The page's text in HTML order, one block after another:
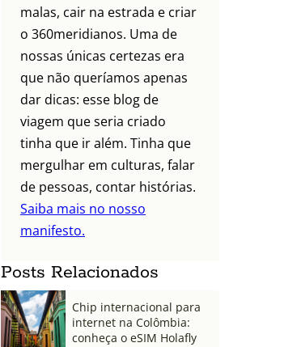
malas, cair na estrada e criar
o 360meridianos. Uma de
nossas únicas certezas era
que não queríamos apenas
dar dicas: esse blog de
viagem que seria criado
tinha que ir além. Tinha que
mergulhar em culturas, falar
de pessoas, contar histórias.
Saiba mais no nosso
manifesto.
Posts Relacionados
Chip internacional para
internet na Colômbia:
conheça o eSIM Holafly